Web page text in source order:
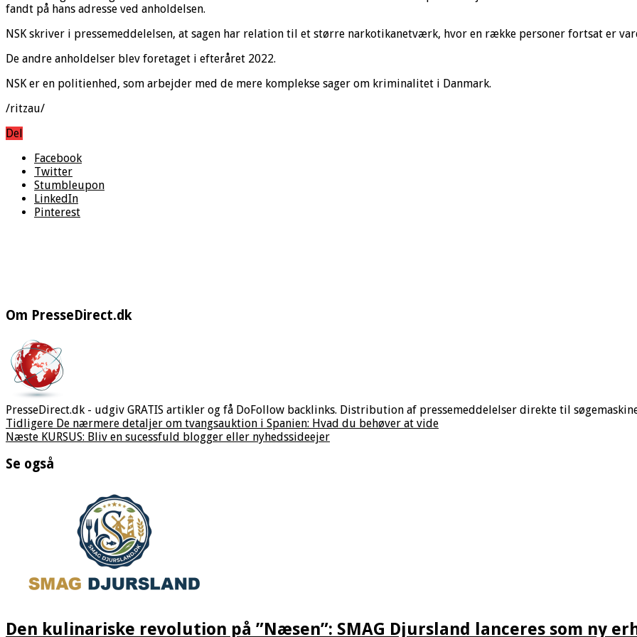
fandt på hans adresse ved anholdelsen.
NSK skriver i pressemeddelelsen, at sagen har relation til et større narkotikanetværk, hvor en række personer fortsat er
De andre anholdelser blev foretaget i efteråret 2022.
NSK er en politienhed, som arbejder med de mere komplekse sager om kriminalitet i Danmark.
/ritzau/
Del
Facebook
Twitter
Stumbleupon
LinkedIn
Pinterest
Om PresseDirect.dk
PresseDirect.dk - udgiv GRATIS artikler og få DoFollow backlinks. Distribution af pressemeddelelser direkte til
Tidligere De nærmere detaljer om tvangsauktion i Spanien: Hvad du behøver at vide
Næste KURSUS: Bliv en sucessfuld blogger eller nyhedssideejer
Se også
Den kulinariske revolution på ”Næsen”: SMAG Djursland lanceres som ny